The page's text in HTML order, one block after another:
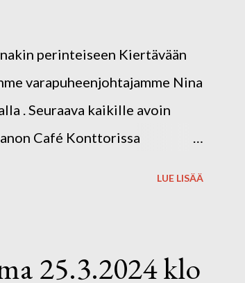
perinteiseen Kiertävään
varapuheenjohtajamme Nina
. Seuraava kaikille avoin
Café Konttorissa
ja kahvileivät
LUE LISÄÄ
25.3.2024 klo